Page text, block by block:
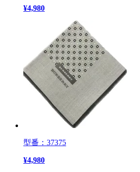
¥4,980
型番：37375
¥4,980